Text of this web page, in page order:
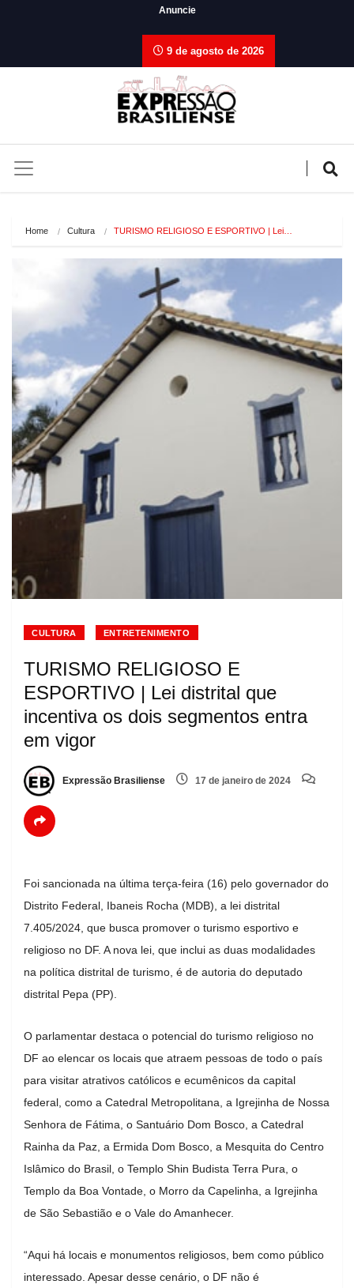
Anuncie
9 de agosto de 2026
Home Cultura TURISMO RELIGIOSO E ESPORTIVO | Lei…
CULTURA ENTRETENIMENTO
TURISMO RELIGIOSO E
ESPORTIVO | Lei distrital que
incentiva os dois segmentos entra
em vigor
Expressão Brasiliense 17 de janeiro de 2024
Foi sancionada na última terça-feira (16) pelo governador do
Distrito Federal, Ibaneis Rocha (MDB), a lei distrital
7.405/2024, que busca promover o turismo esportivo e
religioso no DF. A nova lei, que inclui as duas modalidades
na política distrital de turismo, é de autoria do deputado
distrital Pepa (PP).
O parlamentar destaca o potencial do turismo religioso no
DF ao elencar os locais que atraem pessoas de todo o país
para visitar atrativos católicos e ecumênicos da capital
federal, como a Catedral Metropolitana, a Igrejinha de Nossa
Senhora de Fátima, o Santuário Dom Bosco, a Catedral
Rainha da Paz, a Ermida Dom Bosco, a Mesquita do Centro
Islâmico do Brasil, o Templo Shin Budista Terra Pura, o
Templo da Boa Vontade, o Morro da Capelinha, a Igrejinha
de São Sebastião e o Vale do Amanhecer.
“Aqui há locais e monumentos religiosos, bem como público
interessado. Apesar desse cenário, o DF não é